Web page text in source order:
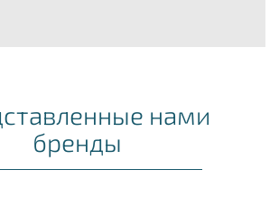
нами
бренды